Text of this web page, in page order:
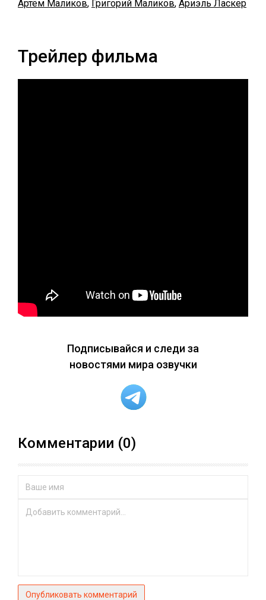
Артём Маликов, Григорий Маликов, Ариэль Ласкер
Трейлер фильма
Подписывайся и следи за
новостями мира озвучки
Комментарии (0)
Опубликовать комментарий